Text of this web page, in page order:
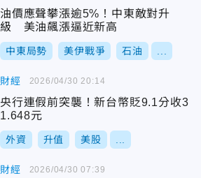
油價應聲攀漲逾5%！中東敵對升
級 美油飆漲逼近新高
中東局勢 美伊戰爭 石油
財經
央行連假前突襲！新台幣貶9.1分收3
1.648元
外資 升值 美股
2026/04/30 20:14
財經 2026/04/30 07:39